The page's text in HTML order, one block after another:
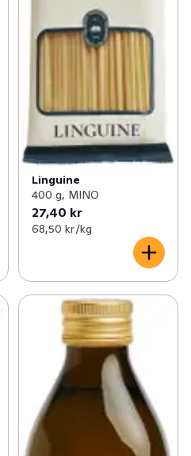
Linguine
400 g, MINO
27,40 kr
68,50 kr /kg